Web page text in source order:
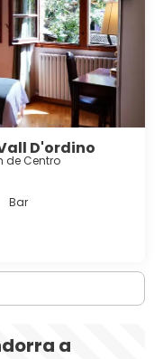
D'ordino
de Centro
Bar
a